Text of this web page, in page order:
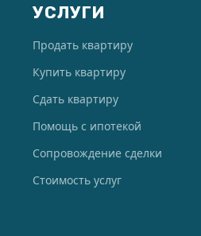
УСЛУГИ
Продать квартиру
Купить квартиру
Сдать квартиру
Помощь с ипотекой
Сопровождение сделки
Стоимость услуг